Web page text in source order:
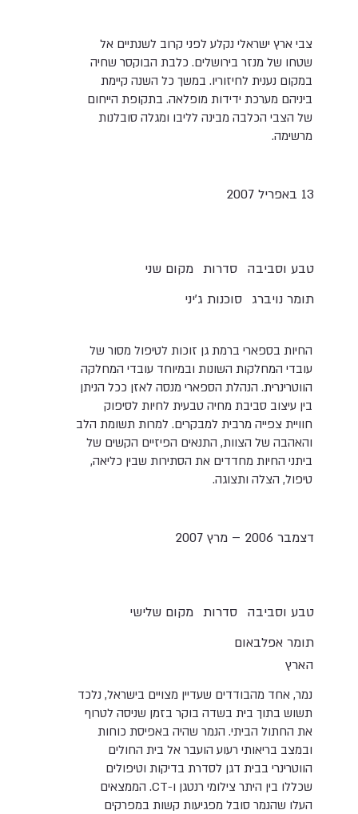
צבי ארץ ישראלי נקלע לפני קרוב לשנתיים אל
שטחו של מנזר בירושלים. כלבת הבוקסר שחיה
במקום נענית לחיזוריו. במשך כל השנה קיימת
ביניהם מערכת ידידות מופלאה. בתקופת הייחום
של הצבי הכלבה מבינה לליבו ומגלה סובלנות
מרשימה.
13 באפריל 2007
מקום שני סדרות טבע וסביבה
סוכנות ג'יני תומר נויברג
החיות בספארי ברמת גן זוכות לטיפול מסור של
עובדי המחלקות השונות ובמיוחד עובדי המחלקה
הווטרינרית. הנהלת הספארי מנסה לאזן ככל הניתן
בין עיצוב סביבת מחיה טבעית לחיות לסיפוק
חוויית צפייה מרבית למבקרים. למרות תשומת הלב
והאהבה של הצוות, התנאים הפיזיים הקשים של
ביתני החיות מחדדים את הסתירות שבין כליאה,
טיפול, הצלה ותצוגה.
דצמבר 2006 – מרץ 2007
מקום שלישי סדרות טבע וסביבה
תומר אפלבאום
הארץ
נמר, אחד מהבודדים שעדיין מצויים בישראל, נלכד
תשוש בתוך בית בשדה בוקר בזמן שניסה לטרוף
את החתול הביתי. הנמר שהיה באפיסת כוחות
ובמצב בריאותי רעוע הועבר אל בית החולים
הווטרינרי בבית דגן לסדרת בדיקות וטיפולים
שכללו בין היתר צילומי רנטגן ו-CT. הממצאים
העלו שהנמר סובל מפגיעות קשות במפרקים